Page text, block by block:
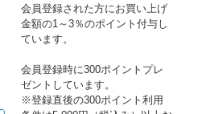
会員登録された方にお買い上げ
金額の1～3％のポイント付与し
ています。
会員登録時に300ポイントプレ
ゼントしています。
※登録直後の300ポイント利用